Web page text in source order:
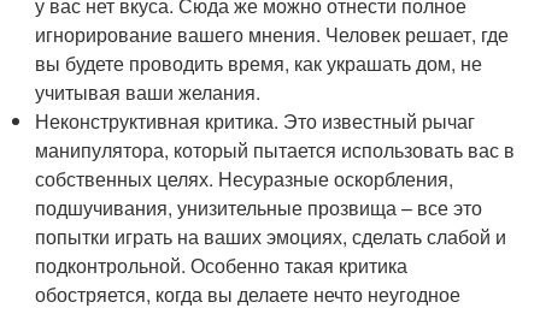
игнорирование вашего мнения. Человек решает, где
вы будете проводить время, как украшать дом, не
учитывая ваши желания.
Неконструктивная критика. Это известный рычаг
манипулятора, который пытается использовать вас в
собственных целях. Несуразные оскорбления,
подшучивания, унизительные прозвища – все это
попытки играть на ваших эмоциях, сделать слабой и
подконтрольной. Особенно такая критика
обостряется, когда вы делаете нечто неугодное